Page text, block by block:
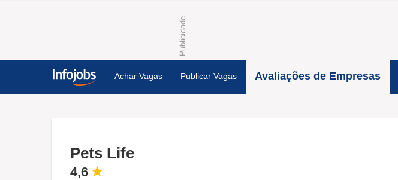
Achar Vagas Publicar Vagas Avaliações de Empresas
Pets Life
4,6